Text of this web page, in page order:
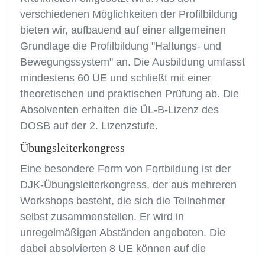
verschiedenen Möglichkeiten der Profilbildung
bieten wir, aufbauend auf einer allgemeinen
Grundlage die Profilbildung "Haltungs- und
Bewegungssystem" an. Die Ausbildung umfasst
mindestens 60 UE und schließt mit einer
theoretischen und praktischen Prüfung ab. Die
Absolventen erhalten die ÜL-B-Lizenz des
DOSB auf der 2. Lizenzstufe.
Übungsleiterkongress
Eine besondere Form von Fortbildung ist der
DJK-Übungsleiterkongress, der aus mehreren
Workshops besteht, die sich die Teilnehmer
selbst zusammenstellen. Er wird in
unregelmäßigen Abständen angeboten. Die
dabei absolvierten 8 UE können auf die